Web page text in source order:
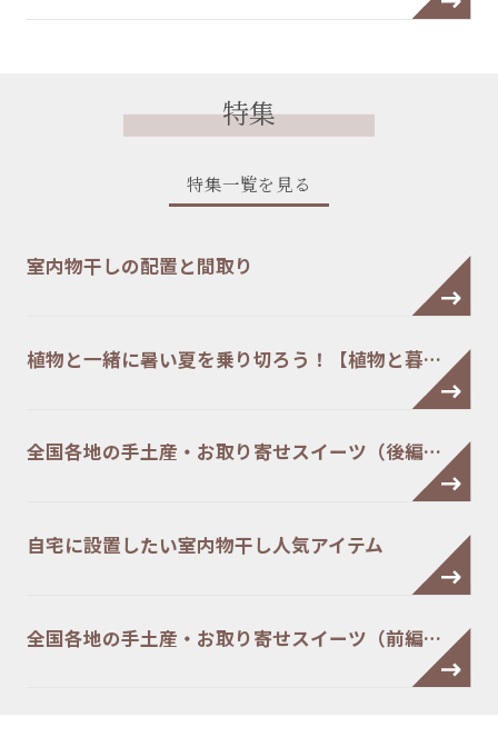
特集
特集一覧を見る
室内物干しの配置と間取り
植物と一緒に暑い夏を乗り切ろう！【植物と暮…
全国各地の手土産・お取り寄せスイーツ（後編…
自宅に設置したい室内物干し人気アイテム
全国各地の手土産・お取り寄せスイーツ（前編…